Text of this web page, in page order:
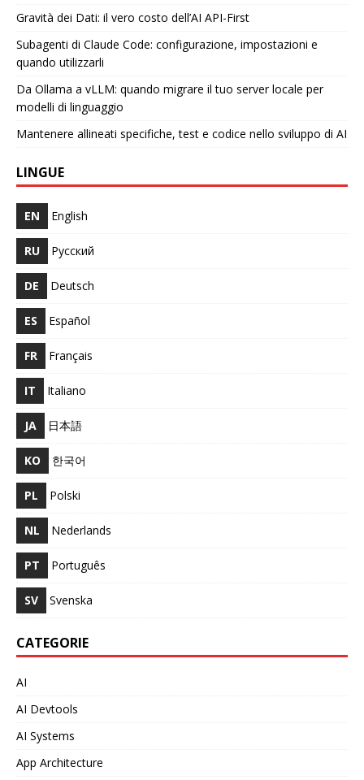
Gravità dei Dati: il vero costo dell’AI API-First
Subagenti di Claude Code: configurazione, impostazioni e
quando utilizzarli
Da Ollama a vLLM: quando migrare il tuo server locale per
modelli di linguaggio
Mantenere allineati specifiche, test e codice nello sviluppo di AI
LINGUE
EN English
RU Русский
DE Deutsch
ES Español
FR Français
IT Italiano
JA 日本語
KO 한국어
PL Polski
NL Nederlands
PT Português
SV Svenska
CATEGORIE
AI
AI Devtools
AI Systems
App Architecture